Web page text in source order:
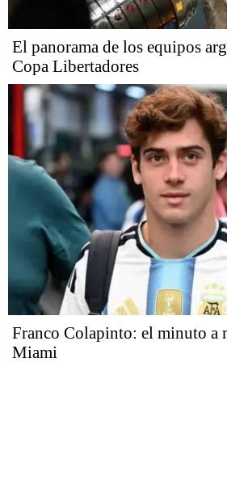
El panorama de los equipos
Copa Libertadores
Franco Colapinto: el minuto a
Miami